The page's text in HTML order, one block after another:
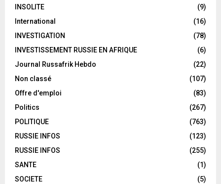
INSOLITE
(9)
International
(16)
INVESTIGATION
(78)
INVESTISSEMENT RUSSIE EN AFRIQUE
(6)
Journal Russafrik Hebdo
(22)
Non classé
(107)
Offre d'emploi
(83)
Politics
(267)
POLITIQUE
(763)
RUSSIE INFOS
(123)
RUSSIE INFOS
(255)
SANTE
(1)
SOCIETE
(5)